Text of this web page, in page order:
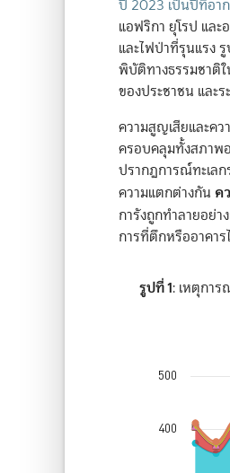
ปี 2023 เป็นปีที่อา
แอฟริกา ยุโรป แล
และไฟป่าที่รุนแรง
พิบัติทางธรรมชาติใ
ของประชาชน และ
ความสูญเสียและค
ครอบคลุมทั้งสภาพ
ปรากฏการณ์ทะเล
ความแตกต่างกัน ค
การังถูกทำลายอย่
การที่ตึกหรืออาคา
รูปที่ 1: เหตุกา
Chart with 11 data
The chart has 1
The chart has 1
400
500